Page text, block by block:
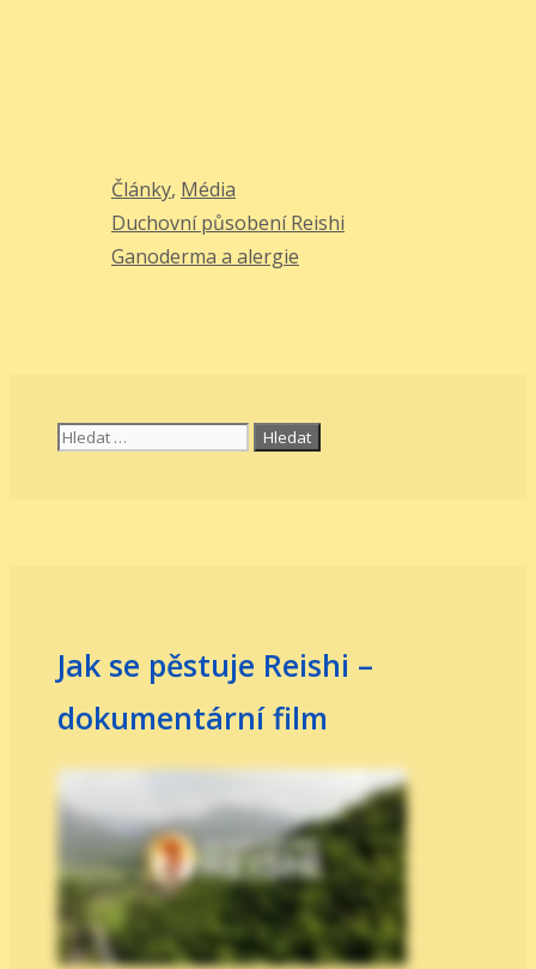
Rubriky
Články, Média
Duchovní působení Reishi
Ganoderma a alergie
Hledat:
Jak se pěstuje Reishi –
dokumentární film